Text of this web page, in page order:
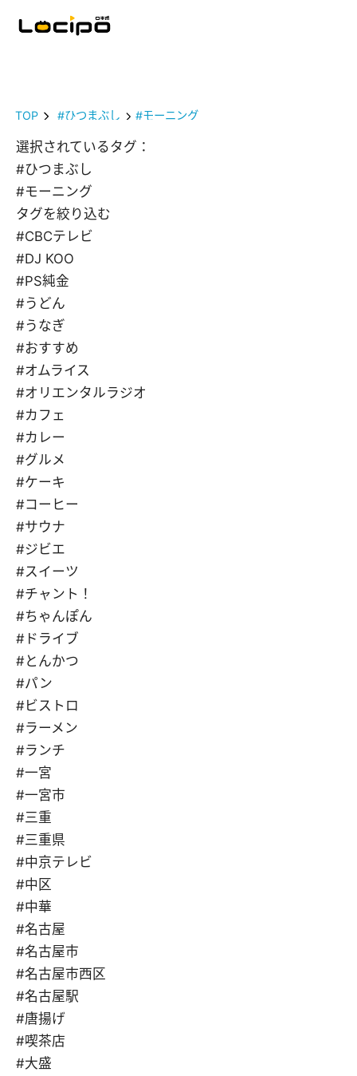
TOP #ひつまぶし #モーニング
選択されているタグ：
#ひつまぶし
#モーニング
タグを絞り込む
#CBCテレビ
#DJ KOO
#PS純金
#うどん
#うなぎ
#おすすめ
#オムライス
#オリエンタルラジオ
#カフェ
#カレー
#グルメ
#ケーキ
#コーヒー
#サウナ
#ジビエ
#スイーツ
#チャント！
#ちゃんぽん
#ドライブ
#とんかつ
#パン
#ビストロ
#ラーメン
#ランチ
#一宮
#一宮市
#三重
#三重県
#中京テレビ
#中区
#中華
#名古屋
#名古屋市
#名古屋市西区
#名古屋駅
#唐揚げ
#喫茶店
#大盛